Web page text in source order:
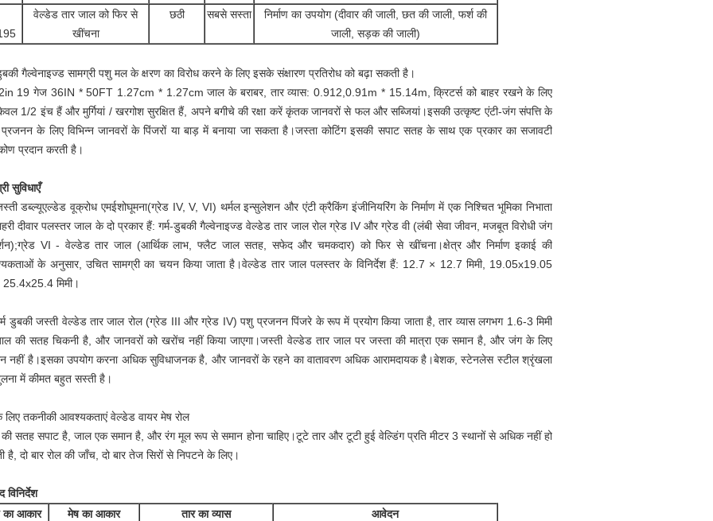
वेल्डेड तार जाल को फिर से
खींचना
छठी सबसे सस्ता
निर्माण का उपयोग (दीवार की जाली, छत की जाली, फर्श की
जाली, सड़क की जाली)
गैल्वेनाइज्ड सामग्री पशु मल के क्षरण का विरोध करने के लिए इसके संक्षारण प्रतिरोध को बढ़ा सकती है।
19 गेज 36IN * 50FT 1.27cm * 1.27cm जाल के बराबर, तार व्यास: 0.912,0.91m * 15.14m, क्रिटर्स को बाहर रखने के लिए
1/2 इंच हैं और मुर्गियां / खरगोश सुरक्षित हैं, अपने बगीचे की रक्षा करें कृंतक जानवरों से फल और सब्जियां।इसकी उत्कृष्ट एंटी-जंग संपत्ति के
के लिए विभिन्न जानवरों के पिंजरों या बाड़ में बनाया जा सकता है।जस्ता कोटिंग इसकी सपाट सतह के साथ एक प्रकार का सजावटी
प्रदान करती है।
सुविधाएँ
डब्ल्यूएल्डेडवूक्रोध एमईशोघूमना(ग्रेड IV, V, VI) थर्मल इन्सुलेशन और एंटी क्रैकिंग इंजीनियरिंग के निर्माण में एक निश्चित भूमिका निभाता
दीवार पलस्तर जाल के दो प्रकार हैं: गर्म-डुबकी गैल्वेनाइज्ड वेल्डेड तार जाल रोल ग्रेड IV और ग्रेड वी (लंबी सेवा जीवन, मजबूत विरोधी जंग
VI - वेल्डेड तार जाल (आर्थिक लाभ, फ्लैट जाल सतह, सफेद और चमकदार) को फिर से खींचना।क्षेत्र और निर्माण इकाई की
के अनुसार, उचित सामग्री का चयन किया जाता है।वेल्डेड तार जाल पलस्तर के विनिर्देश हैं: 12.7 × 12.7 मिमी, 19.05x19.05
25.4x25.4 मिमी।
डुबकी जस्ती वेल्डेड तार जाल रोल (ग्रेड III और ग्रेड IV) पशु प्रजनन पिंजरे के रूप में प्रयोग किया जाता है, तार व्यास लगभग 1.6-3 मिमी
की सतह चिकनी है, और जानवरों को खरोंच नहीं किया जाएगा।जस्ती वेल्डेड तार जाल पर जस्ता की मात्रा एक समान है, और जंग के लिए
नहीं है।इसका उपयोग करना अधिक सुविधाजनक है, और जानवरों के रहने का वातावरण अधिक आरामदायक है।बेशक, स्टेनलेस स्टील श्रृंखला
में कीमत बहुत सस्ती है।
तकनीकी आवश्यकताएंवेल्डेड वायर मेष रोल
सतह सपाट है, जाल एक समान है, और रंग मूल रूप से समान होना चाहिए।टूटे तार और टूटी हुई वेल्डिंग प्रति मीटर 3 स्थानों से अधिक नहीं हो
है, दो बार रोल की जाँच, दो बार तेज सिरों से निपटने के लिए।
विनिर्देश
का आकार
मेष का आकार
तार का व्यास
आवेदन